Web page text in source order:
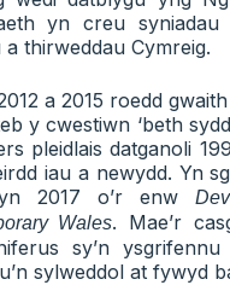
yn creu
a thirweddau Cymreig.
a 2015 roedd
y cwestiwn ‘beth
pleidlais datganoli
iau a newydd. Yn
2017 o’r enw
Wales. Mae’r
sy’n
sylweddol at fywyd